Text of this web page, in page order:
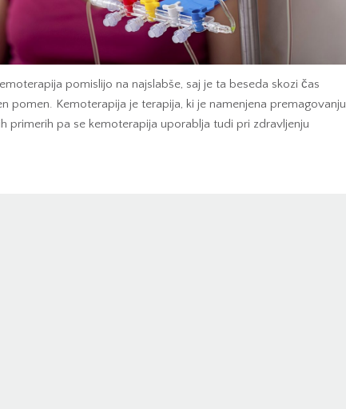
pomislijo na najslabše, saj je ta beseda skozi čas
pomen. Kemoterapija je terapija, ki je namenjena premagovanju
primerih pa se kemoterapija uporablja tudi pri zdravljenju